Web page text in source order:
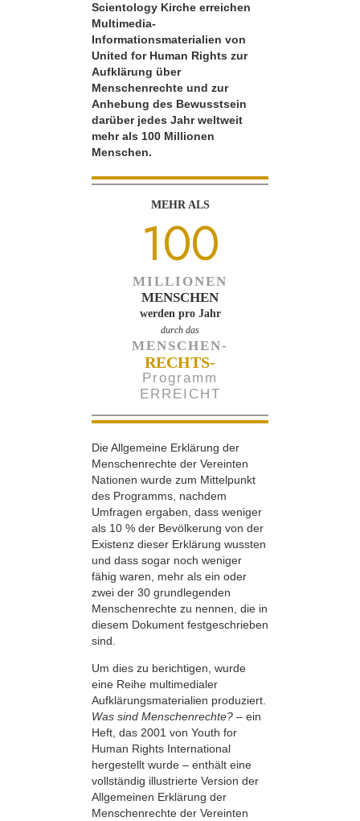
Scientology Kirche erreichen
Multimedia-
Informationsmaterialien von
United for Human Rights zur
Aufklärung über
Menschenrechte und zur
Anhebung des Bewusstsein
darüber jedes Jahr weltweit
mehr als 100 Millionen
Menschen.
MEHR ALS
100
MILLIONEN
MENSCHEN
werden pro Jahr
durch das
MENSCHEN-
RECHTS-
Programm
ERREICHT
Die Allgemeine Erklärung der
Menschenrechte der Vereinten
Nationen wurde zum Mittelpunkt
des Programms, nachdem
Umfragen ergaben, dass weniger
als 10 % der Bevölkerung von der
Existenz dieser Erklärung wussten
und dass sogar noch weniger
fähig waren, mehr als ein oder
zwei der 30 grundlegenden
Menschenrechte zu nennen, die in
diesem Dokument festgeschrieben
sind.
Um dies zu berichtigen, wurde
eine Reihe multimedialer
Aufklärungsmaterialien produziert.
Was sind Menschenrechte? – ein
Heft, das 2001 von Youth for
Human Rights International
hergestellt wurde – enthält eine
vollständig illustrierte Version der
Allgemeinen Erklärung der
Menschenrechte der Vereinten